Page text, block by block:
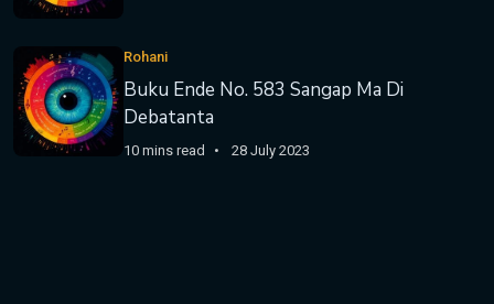
Rohani
Buku Ende No. 583 Sangap Ma Di
Debatanta
10 mins read 28 July 2023